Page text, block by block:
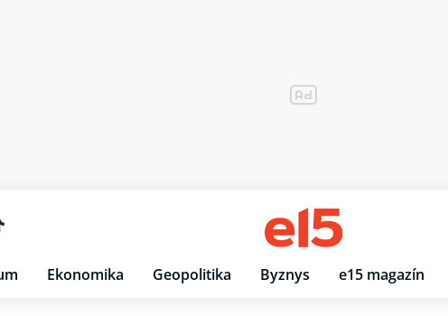
Ekonomika Geopolitika Byznys e15 magazín